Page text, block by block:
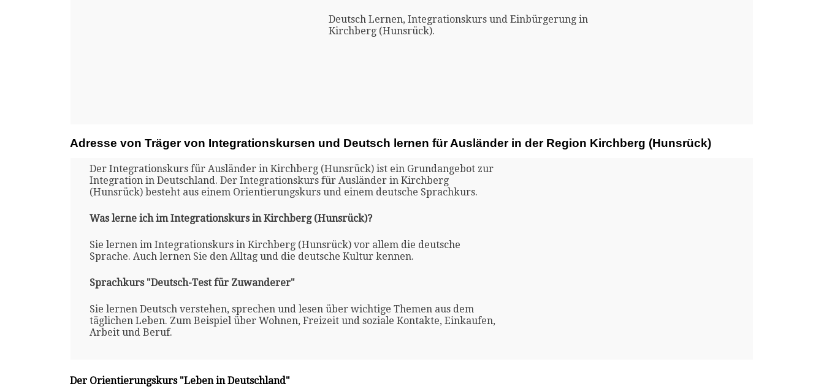
Deutsch Lernen, Integrationskurs und Einbürgerung in
Kirchberg (Hunsrück).
Adresse von Träger von Integrationskursen und Deutsch lernen für Ausländer in der Region Kirchberg (Hunsrück)
Der Integrationskurs für Ausländer in Kirchberg (Hunsrück) ist ein Grundangebot zur
Integration in Deutschland. Der Integrationskurs für Ausländer in Kirchberg
(Hunsrück) besteht aus einem Orientierungskurs und einem deutsche Sprachkurs.
Was lerne ich im Integrationskurs in Kirchberg (Hunsrück)?
Sie lernen im Integrationskurs in Kirchberg (Hunsrück) vor allem die deutsche
Sprache. Auch lernen Sie den Alltag und die deutsche Kultur kennen.
Sprachkurs "Deutsch-Test für Zuwanderer"
Sie lernen Deutsch verstehen, sprechen und lesen über wichtige Themen aus dem
täglichen Leben. Zum Beispiel über Wohnen, Freizeit und soziale Kontakte, Einkaufen,
Arbeit und Beruf.
Der Orientierungskurs "Leben in Deutschland"